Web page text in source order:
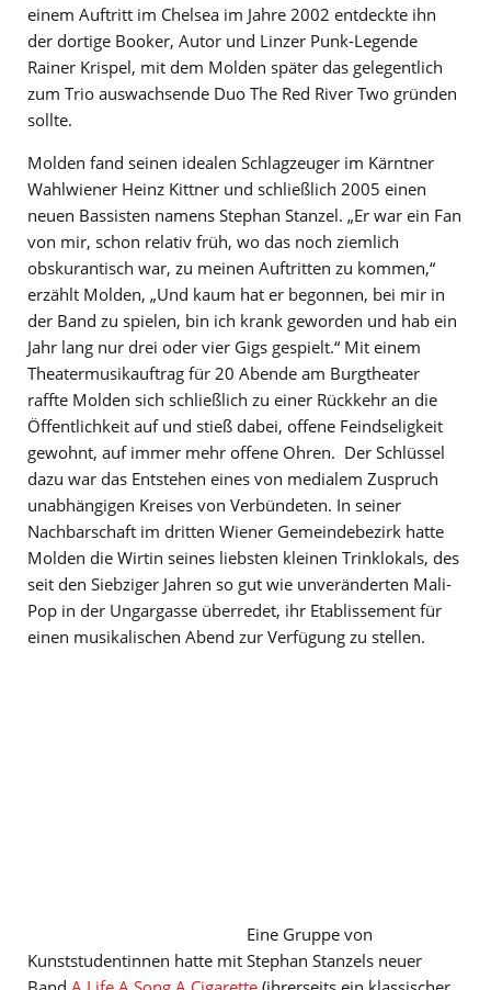
einem Auftritt im Chelsea im Jahre 2002 entdeckte ihn
der dortige Booker, Autor und Linzer Punk-Legende
Rainer Krispel, mit dem Molden später das gelegentlich
zum Trio auswachsende Duo The Red River Two gründen
sollte.
Molden fand seinen idealen Schlagzeuger im Kärntner
Wahlwiener Heinz Kittner und schließlich 2005 einen
neuen Bassisten namens Stephan Stanzel. „Er war ein Fan
von mir, schon relativ früh, wo das noch ziemlich
obskurantisch war, zu meinen Auftritten zu kommen,“
erzählt Molden, „Und kaum hat er begonnen, bei mir in
der Band zu spielen, bin ich krank geworden und hab ein
Jahr lang nur drei oder vier Gigs gespielt.“ Mit einem
Theatermusikauftrag für 20 Abende am Burgtheater
raffte Molden sich schließlich zu einer Rückkehr an die
Öffentlichkeit auf und stieß dabei, offene Feindseligkeit
gewohnt, auf immer mehr offene Ohren. Der Schlüssel
dazu war das Entstehen eines von medialem Zuspruch
unabhängigen Kreises von Verbündeten. In seiner
Nachbarschaft im dritten Wiener Gemeindebezirk hatte
Molden die Wirtin seines liebsten kleinen Trinklokals, des
seit den Siebziger Jahren so gut wie unveränderten Mali-
Pop in der Ungargasse überredet, ihr Etablissement für
einen musikalischen Abend zur Verfügung zu stellen.
Eine Gruppe von
Kunststudentinnen hatte mit Stephan Stanzels neuer